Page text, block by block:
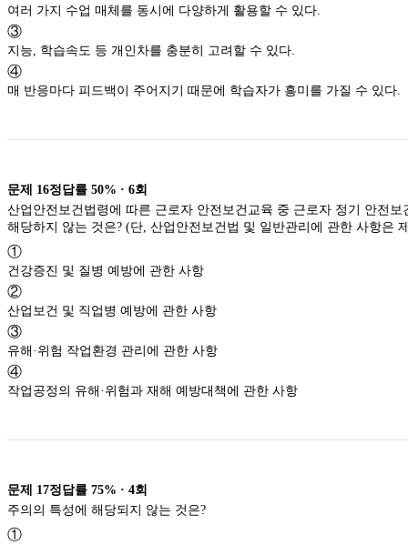
여러 가지 수업 매체를 동시에 다양하게 활용할 수 있다.
③
지능, 학습속도 등 개인차를 충분히 고려할 수 있다.
④
매 반응마다 피드백이 주어지기 때문에 학습자가 흥미를 가질 수 있다.
문제 16정답률 50% · 6회
산업안전보건법령에 따른 근로자 안전보건교육 중 근로자 정기 안전보
해당하지 않는 것은? (단, 산업안전보건법 및 일반관리에 관한 사항은
①
건강증진 및 질병 예방에 관한 사항
②
산업보건 및 직업병 예방에 관한 사항
③
유해·위험 작업환경 관리에 관한 사항
④
작업공정의 유해·위험과 재해 예방대책에 관한 사항
문제 17정답률 75% · 4회
주의의 특성에 해당되지 않는 것은?
①